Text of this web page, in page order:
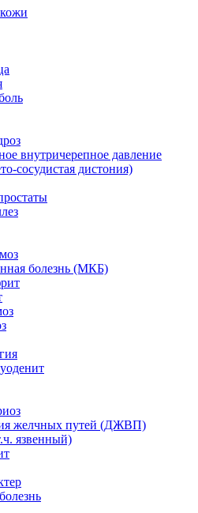
внутричерепное давление
сосудистая дистония)
болезнь (МКБ)
желчных путей (ДЖВП)
язвенный)